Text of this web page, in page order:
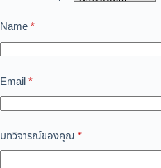
Name*
Email*
บทวิจารณ์ของคุณ *